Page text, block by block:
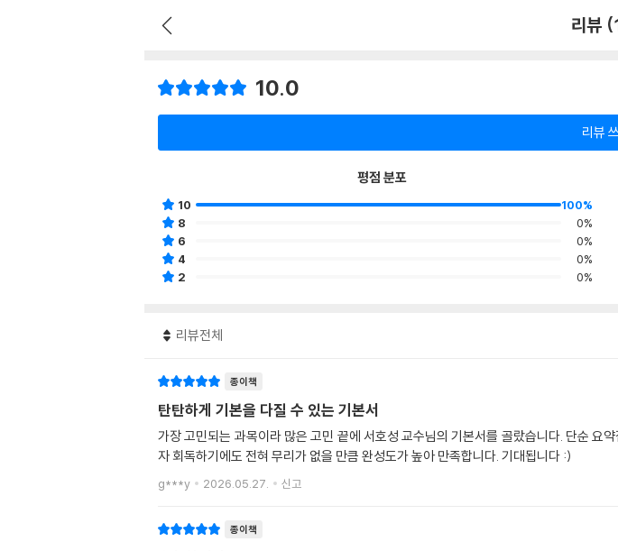
리뷰
10.0
리뷰
평점 분포
10
100%
8
0%
6
0%
4
0%
2
0%
리뷰전체
종이책
탄탄하게 기본을 다질 수 있는 기본서
가장 고민되는 과목이라 많은 고민 끝에 서호성 교수님의 기본서를 골랐습니다. 단순 요
자 회독하기에도 전혀 무리가 없을 만큼 완성도가 높아 만족합니다. 기대됩니다 :)
g***y 2026.05.27. 신고
종이책